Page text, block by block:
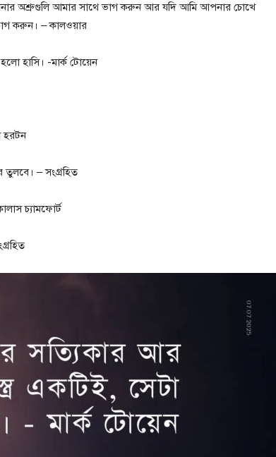
অশ্রুগুলি আমার সাথে ভাগ করুন আর যদি আমি আপনার চোখে
করুন। – কালওয়ার
হাসি। -মার্ক টোয়েন
হরটন
– সংগ্রহিত
চ্যামফোর্ট